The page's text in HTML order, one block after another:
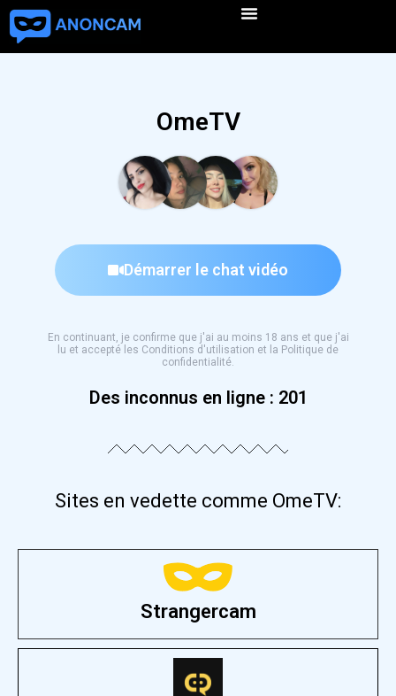
OmeTV
Démarrer le chat vidéo
En continuant, je confirme que j'ai au moins 18 ans et que j'ai
lu et accepté les Conditions d'utilisation et la Politique de
confidentialité.
Des inconnus en ligne : 201
Sites en vedette comme OmeTV:
Strangercam